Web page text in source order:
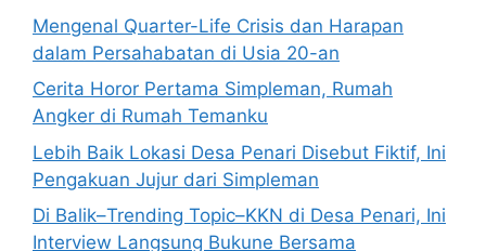
Mengenal Quarter-Life Crisis dan Harapan
dalam Persahabatan di Usia 20-an
Cerita Horor Pertama Simpleman, Rumah
Angker di Rumah Temanku
Lebih Baik Lokasi Desa Penari Disebut Fiktif, Ini
Pengakuan Jujur dari Simpleman
Di Balik–Trending Topic–KKN di Desa Penari, Ini
Interview Langsung Bukune Bersama